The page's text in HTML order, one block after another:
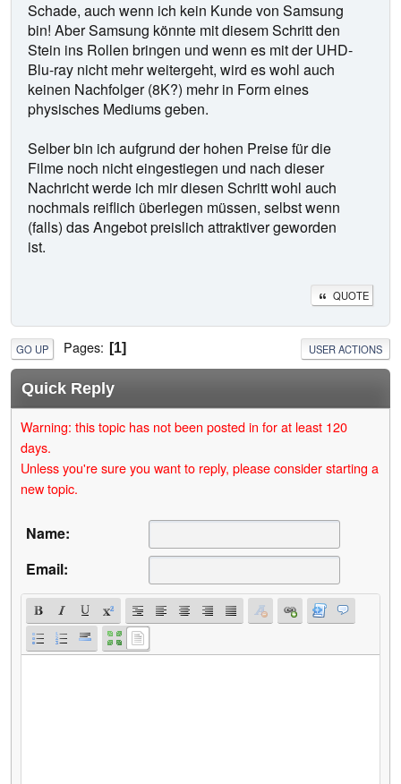
Schade, auch wenn ich kein Kunde von Samsung
bin! Aber Samsung könnte mit diesem Schritt den
Stein ins Rollen bringen und wenn es mit der UHD-
Blu-ray nicht mehr weitergeht, wird es wohl auch
keinen Nachfolger (8K?) mehr in Form eines
physisches Mediums geben.
Selber bin ich aufgrund der hohen Preise für die
Filme noch nicht eingestiegen und nach dieser
Nachricht werde ich mir diesen Schritt wohl auch
nochmals reiflich überlegen müssen, selbst wenn
(falls) das Angebot preislich attraktiver geworden
ist.
QUOTE
GO UP Pages 1 USER ACTIONS
Quick Reply
Warning: this topic has not been posted in for at least 120
days.
Unless you're sure you want to reply, please consider starting a
new topic.
Name:
Email: